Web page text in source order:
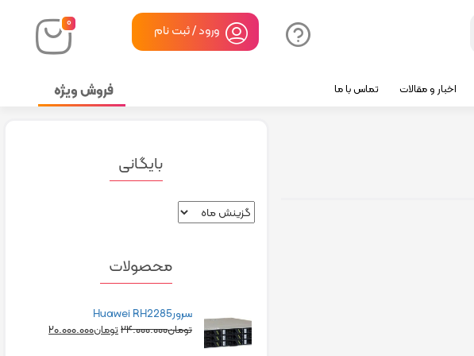
۰ ورود / ثبت نام
اخبار و مقالات تماس با ما فروش ویژه
بایگانی
محصولات
سرورHuawei RH2285
تومان۲۴.۰۰۰.۰۰۰تومان۲۰.۰۰۰.۰۰۰